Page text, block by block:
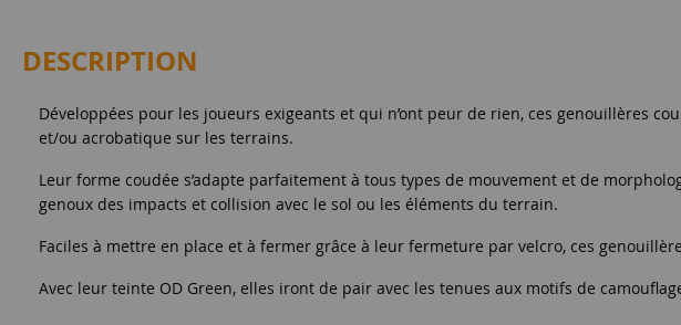
DESCRIPTION
Développées pour les joueurs exigeants et qui n’ont peur de rien, ces genouillères
et/ou acrobatique sur les terrains.
Leur forme coudée s’adapte parfaitement à tous types de mouvement et de
genoux des impacts et collision avec le sol ou les éléments du terrain.
Faciles à mettre en place et à fermer grâce à leur fermeture par velcro, ces
Avec leur teinte OD Green, elles iront de pair avec les tenues aux motifs de